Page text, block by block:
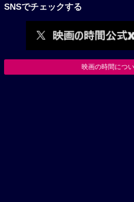
SNSでチェックする
映画の時間につ